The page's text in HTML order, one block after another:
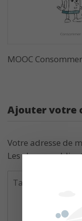
MOOC
Ajouter votre
Votre adresse de
Les champs